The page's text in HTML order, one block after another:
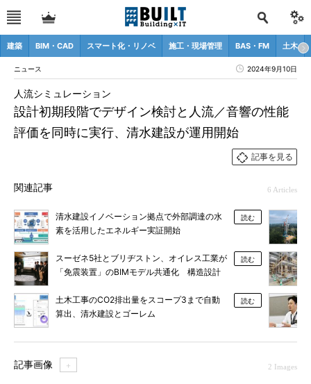
建築 BIM・CAD スマート化・リノベ 施工・現場管理 BAS・FM 土木
ニュース 2024年9月10日
設計初期段階でデザイン検討と人流／音響の性能
評価を同時に実行、清水建設が運用開始
人流シミュレーション
記事を見る
関連記事 6 Articles
清水建設イノベーション拠点で外部調達の水
素を活用したエネルギー実証開始
読む
スーゼネ5社とブリヂストン、オイレス工業が
「免震装置」のBIMモデル共通化 構造設計
読む
土木工事のCO2排出量をスコープ3まで自動
算出、清水建設とゴーレム
読む
記事画像 ＋ 2 Images